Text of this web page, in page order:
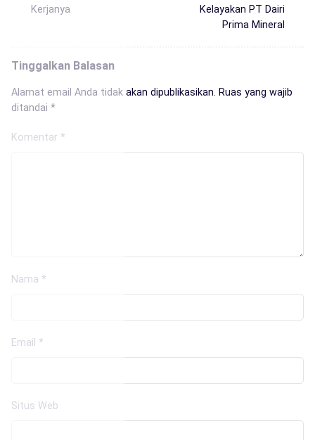
Kerjanya
Kelayakan PT Dairi
Prima Mineral
Tinggalkan Balasan
Alamat email Anda tidak akan dipublikasikan.
Ruas yang wajib
ditandai *
Komentar *
Nama *
Email *
Situs Web